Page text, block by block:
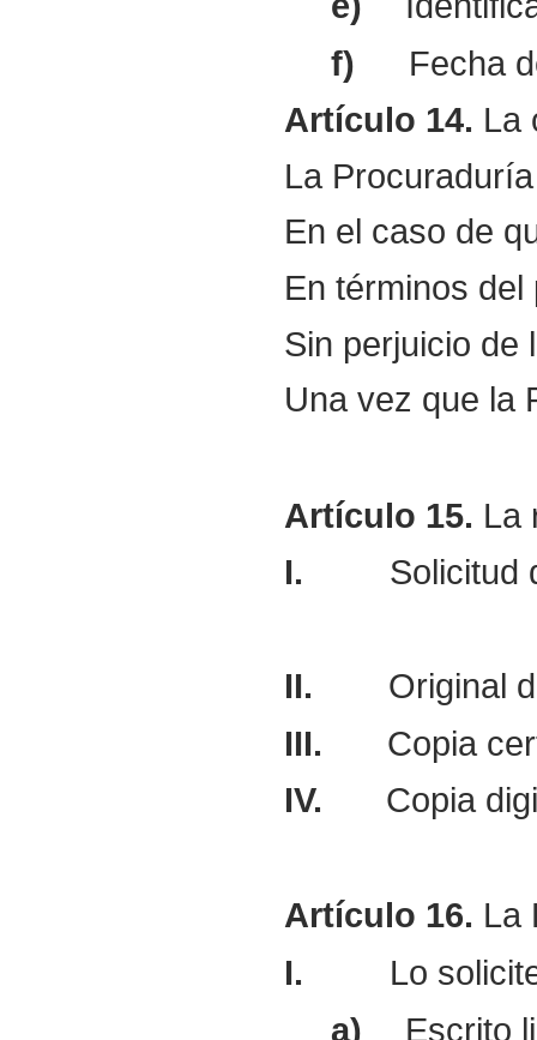
f)
Fecha
Artículo 14. La
La
En el caso de
En términos
Sin perjuicio de
Una vez que la
Artículo 15. La
I.
Solicitud
II.
Original
III.
Copia
IV.
Copia
Artículo 16. La
I.
Lo
a)
Escrito